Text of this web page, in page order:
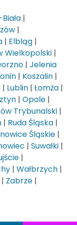
|
|
| Elbląg |
Wielkopolski |
| Jelenia
| Koszalin |
| Lublin | Łomża |
| Opole |
Trybunalski |
| Ruda Śląska |
Śląskie |
| Suwałki |
|
| Wałbrzych |
| Zabrze |